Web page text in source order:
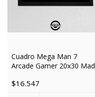
Cuadro Mega Man 7
Arcade Gamer 20x30 Mad
$16.547